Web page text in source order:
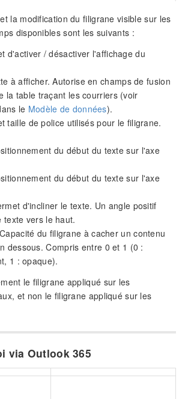
la modification du filigrane visible sur les
disponibles sont les suivants :
d'activer / désactiver l'affichage du
à afficher. Autorise en champs de fusion
la table traçant les courriers (voir
le Modèle de données).
taille de police utilisés pour le filigrane.
du début du texte sur l'axe
du début du texte sur l'axe
d'incliner le texte. Un angle positif
texte vers le haut.
du filigrane à cacher un contenu
dessous. Compris entre 0 et 1 (0 :
1 : opaque).
le filigrane appliqué sur les
et non le filigrane appliqué sur les
via Outlook 365